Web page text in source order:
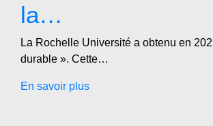
la…
La Rochelle Université a obtenu en
durable ». Cette…
En savoir plus